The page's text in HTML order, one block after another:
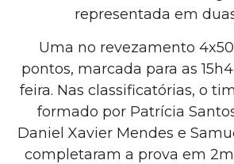
representada em
Uma no revezamento
pontos, marcada para as
feira. Nas classificatórias, o
formado por Patrícia
Daniel Xavier Mendes e
completaram a prova em